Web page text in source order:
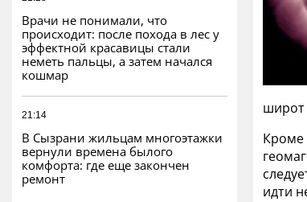
Врачи не понимали, что
происходит: после похода в лес у
эффектной красавицы стали
неметь пальцы, а затем начался
кошмар
21:14
В Сызрани жильцам многоэтажки
вернули времена былого
комфорта: где еще закончен
ремонт
широт
Кроме
идти